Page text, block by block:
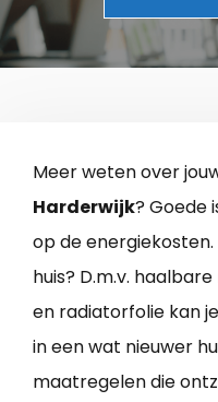
Meer weten over
Harderwijk? Goede
op de
huis? D.m.v.
en radiatorfolie kan
in een wat nieuwer
maatregelen die